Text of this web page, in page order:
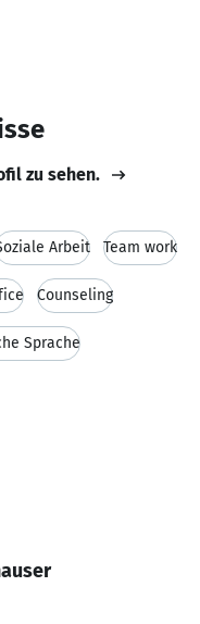
zu sehen.
Arbeit Team work
Counseling
Sprache